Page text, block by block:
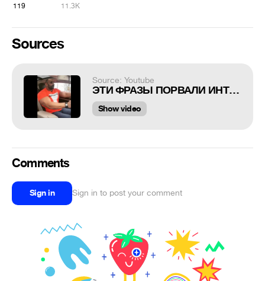
119 11.3K
Sources
Source: Youtube
ЭТИ ФРАЗЫ ПОРВАЛИ ИНТЕРНЕТ СМЕШНЫЕ ФРАЗЫ ПРИКОЛЫ #8
Show video
Comments
Sign in Sign in to post your comment